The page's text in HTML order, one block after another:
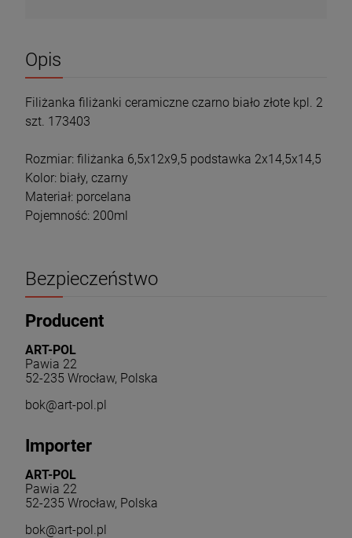
Opis
Filiżanka filiżanki ceramiczne czarno biało złote kpl. 2
szt. 173403
Rozmiar: filiżanka 6,5x12x9,5 podstawka 2x14,5x14,5
Kolor: biały, czarny
Materiał: porcelana
Pojemność: 200ml
Bezpieczeństwo
Producent
ART-POL
Pawia 22
52-235 Wrocław, Polska
bok@art-pol.pl
Importer
ART-POL
Pawia 22
52-235 Wrocław, Polska
bok@art-pol.pl